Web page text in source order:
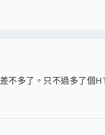
不多了。只不過多了個